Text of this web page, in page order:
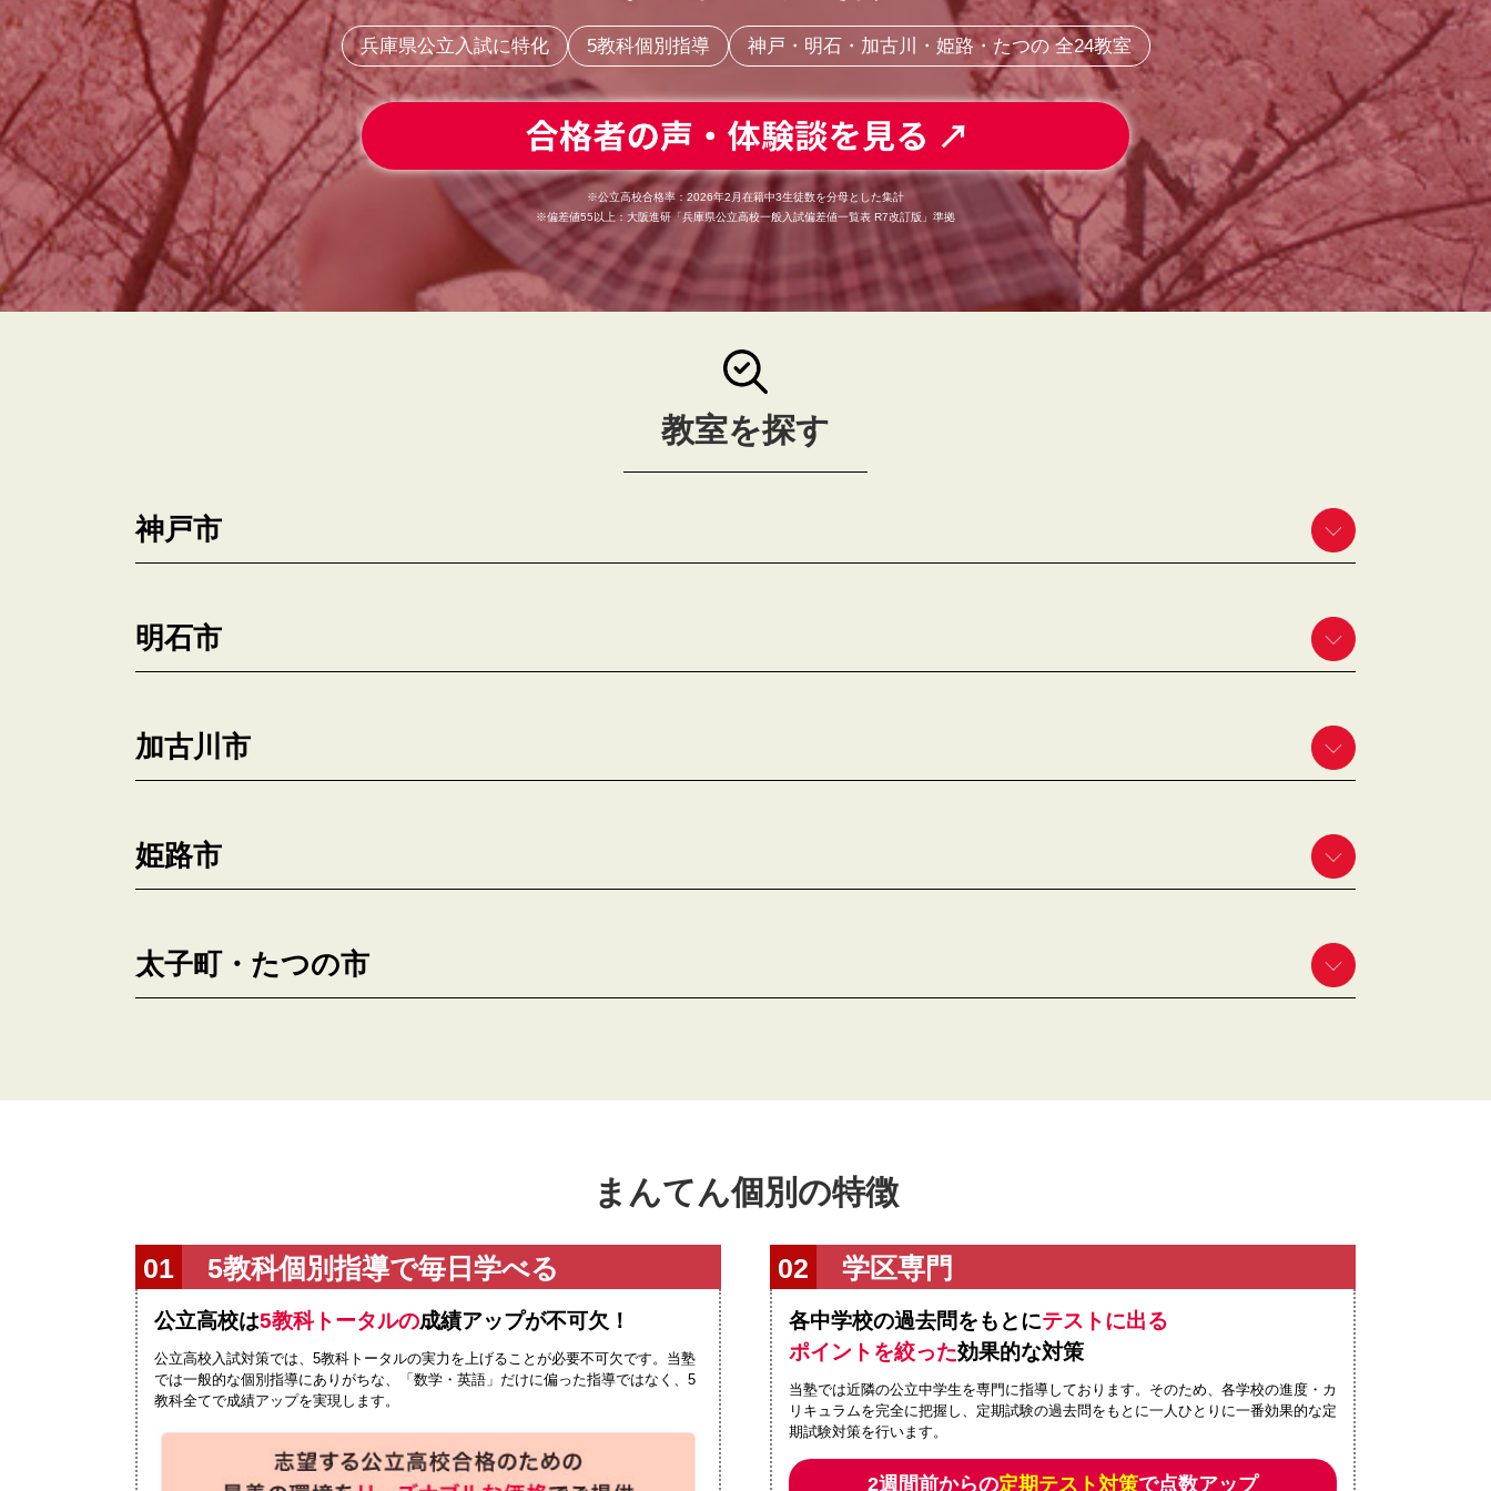
兵庫県公立入試に特化 5教科個別指導 神戸・明石・加古川・姫路・たつの 全24教室
※公立高校合格率：2026年2月在籍中3生徒数を分母とした集計
※偏差値55以上：大阪進研「兵庫県公立高校一般入試偏差値一覧表 R7改訂版」準拠
教室を探す
神戸市
明石市
加古川市
姫路市
太子町・たつの市
まんてん個別の特徴
5教科個別指導で毎日学べる
公立高校は5教科トータルの成績アップが不可欠！
公立高校入試対策では、5教科トータルの実力を上げることが必要不可欠です。当塾
では一般的な個別指導にありがちな、「数学・英語」だけに偏った指導ではなく、5
教科全てで成績アップを実現します。
学区専門
各中学校の過去問をもとにテストに出る
ポイントを絞った効果的な対策
当塾では近隣の公立中学生を専門に指導しております。そのため、各学校の進度・カ
リキュラムを完全に把握し、定期試験の過去問をもとに一人ひとりに一番効果的な定
期試験対策を行います。
2週間前からの定期テスト対策で点数アップ